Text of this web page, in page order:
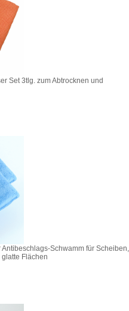
Set 3tlg. zum Abtrocknen und
Antibeschlags-Schwamm für Scheiben,
Flächen